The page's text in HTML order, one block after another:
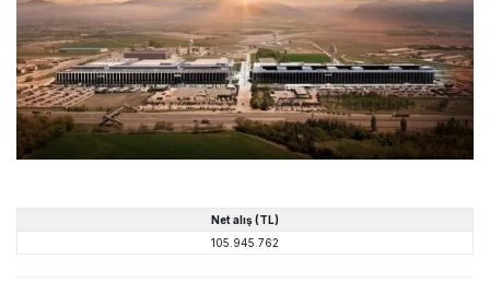
Net alış (TL)
105.945.762